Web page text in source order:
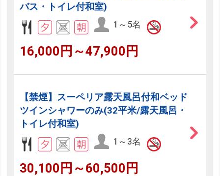
バス・トイレ付和室)
1～5名
16,000円～47,900円
【禁煙】スーペリア露天風呂付和ベッド
ツインシャワーのみ(32平米/露天風呂・
トイレ付和室)
1～3名
30,100円～60,500円